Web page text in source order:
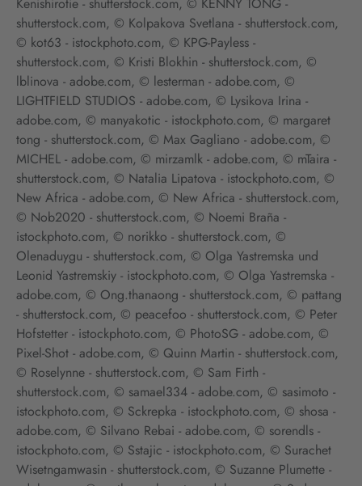
Kenishirotie - shutterstock.com, © KENNY TONG -
shutterstock.com, © Kolpakova Svetlana - shutterstock.com,
© kot63 - istockphoto.com, © KPG-Payless -
shutterstock.com, © Kristi Blokhin - shutterstock.com, ©
lblinova - adobe.com, © lesterman - adobe.com, ©
LIGHTFIELD STUDIOS - adobe.com, © Lysikova Irina -
adobe.com, © manyakotic - istockphoto.com, © margaret
tong - shutterstock.com, © Max Gagliano - adobe.com, ©
MICHEL - adobe.com, © mirzamlk - adobe.com, © mTaira -
shutterstock.com, © Natalia Lipatova - istockphoto.com, ©
New Africa - adobe.com, © New Africa - shutterstock.com,
© Nob2020 - shutterstock.com, © Noemi Braña -
istockphoto.com, © norikko - shutterstock.com, ©
Olenaduygu - shutterstock.com, © Olga Yastremska und
Leonid Yastremskiy - istockphoto.com, © Olga Yastremska -
adobe.com, © Ong.thanaong - shutterstock.com, © pattang
- shutterstock.com, © peacefoo - shutterstock.com, © Peter
Hofstetter - istockphoto.com, © PhotoSG - adobe.com, ©
Pixel-Shot - adobe.com, © Quinn Martin - shutterstock.com,
© Roselynne - shutterstock.com, © Sam Firth -
shutterstock.com, © samael334 - adobe.com, © sasimoto -
istockphoto.com, © Sckrepka - istockphoto.com, © shosa -
adobe.com, © Silvano Rebai - adobe.com, © sorendls -
istockphoto.com, © Sstajic - istockphoto.com, © Surachet
Wisetngamwasin - shutterstock.com, © Suzanne Plumette -